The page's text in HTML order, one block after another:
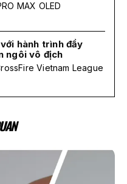
MAX OLED
hành trình đầy
ngôi vô địch
Vietnam League